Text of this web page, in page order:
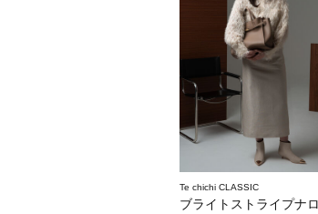
Te chichi CLASSIC
ブライトストライプナロースカート《2025winter catalog